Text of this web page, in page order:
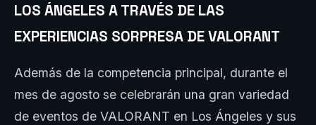
LOS ÁNGELES A TRAVÉS DE LAS
EXPERIENCIAS SORPRESA DE VALORANT
Además de la competencia principal, durante el
mes de agosto se celebrarán una gran variedad
de eventos de VALORANT en Los Ángeles y sus